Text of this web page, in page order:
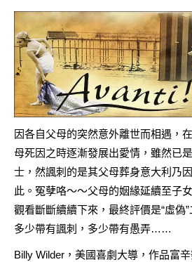
因各自父母的突然意外離世而相遇，
母死因之時逐漸發展出愛情，雖然已
士，然諷刺的是其父母葬身意大利乃
此。冤孽咯～～父母的姻緣延續至子
觀看斷斷續續下來，最終評價是“虛偽”
多少帶有諷刺，多少帶有愚弄……
Billy Wilder，美國喜劇大導，作品富